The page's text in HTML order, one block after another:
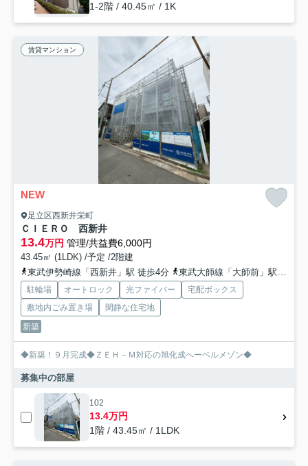
1-2階 / 40.45㎡ / 1K
賃貸マンション
NEW
足立区西新井栄町
ＣＩＥＲＯ 西新井
13.4万円 管理/共益費6,000円
43.45㎡ (1LDK) /予定 /2階建
東武伊勢崎線「西新井」駅 徒歩4分
東武大師線「大師前」駅 徒歩10分
駐輪場 オートロック 光ファイバー
宅配ボックス
敷地内ごみ置き場
閑静な住宅地
新築
◆新築！９月完成◆ＺＥＨ－Ｍ対応の旭化成へーベルメゾン◆
募集中の部屋
102
13.4万円
1階 / 43.45㎡ / 1LDK